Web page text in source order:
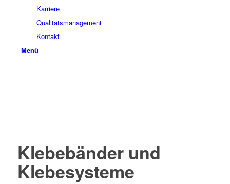
Karriere
Qualitätsmanagement
Kontakt
Menü
Klebebänder und
Klebesysteme